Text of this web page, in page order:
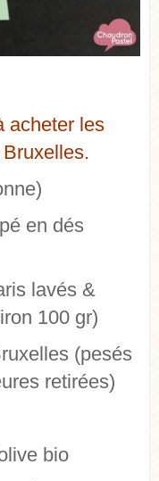
acheter les
en dés
lavés &
100 gr)
(pesés
retirées)
bio